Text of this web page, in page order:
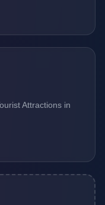
Attractions in